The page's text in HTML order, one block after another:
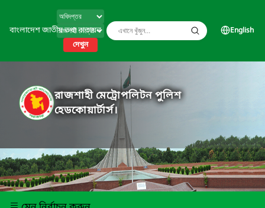
বাংলাদেশ জাতীয় তথ্য বাতায়ন
দেখুন
English
রাজশাহী মেট্রোপলিটন পুলিশ
হেডকোয়ার্টার্স।